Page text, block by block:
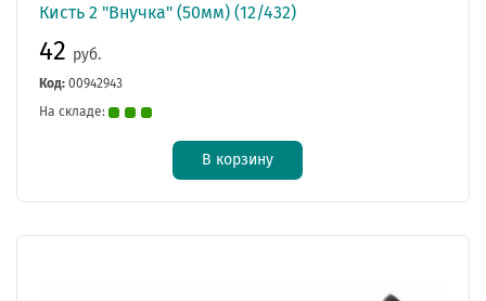
Кисть 2 "Внучка" (50мм) (12/432)
42 руб.
Код: 00942943
На складе:
В корзину